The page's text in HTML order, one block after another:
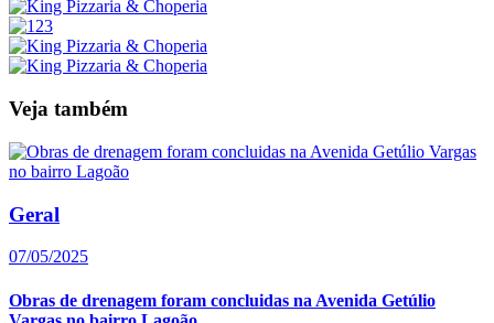
Veja também
Geral
07/05/2025
Obras de drenagem foram concluidas na Avenida Getúlio